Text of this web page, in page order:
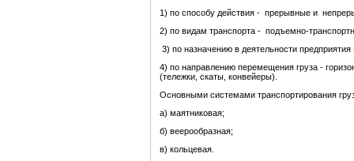
1) по способу действия - прерывные и
2) по видам транспорта - подъемно-
3) по назначению в деятельности
4) по направлению перемещения груза -
(тележки, скаты, конвейеры).
Основными системами транспортирования
а) маятниковая;
б) веерообразная;
в) кольцевая.